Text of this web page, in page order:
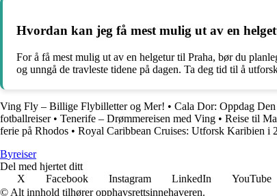
Hvordan kan jeg få mest mulig ut av en
For å få mest mulig ut av en helgetur til Praha, bør du
og unngå de travleste tidene på dagen. Ta deg tid til å
Ving Fly – Billige Flybilletter og Mer! • Cala Dor: Oppdag
fotballreiser• Tenerife – Drømmereisen med Ving • Reise til
ferie på Rhodos • Royal Caribbean Cruises: Utforsk Karibien i
Byreiser
Del med hjertet ditt
X
Facebook Instagram LinkedIn YouTube
© Alt innhold tilhører opphavsrettsinnehaveren.